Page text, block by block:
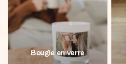
Bougie en verre